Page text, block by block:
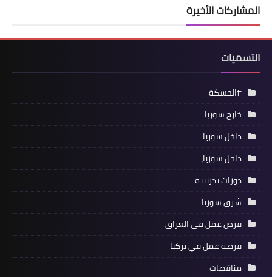
المشاركات الأخيرة
التسميات
#الحسكة
خارج سوريا
داخل سوريا
داخل سوريا،
دورات تدريبية
شرق سوريا
فرص عمل في العراق
فرصة عمل في تركيا
مناقصات